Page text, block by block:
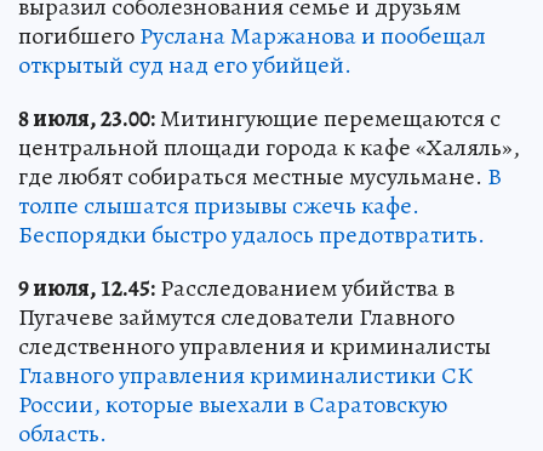
выразил соболезнования семье и друзьям
погибшегоРуслана Маржанова и пообещал
открытый суд над его убийцей.
8 июля, 23.00:Митингующие перемещаются с
центральной площади города к кафе «Халяль»,
где любят собираться местные мусульмане. В
толпе слышатся призывы сжечь кафе.
Беспорядки быстро удалось предотвратить.
9 июля, 12.45:Расследованием убийства в
Пугачеве займутся следователи Главного
следственного управления и криминалисты
Главного управления криминалистики СК
России, которые выехали в Саратовскую
область.